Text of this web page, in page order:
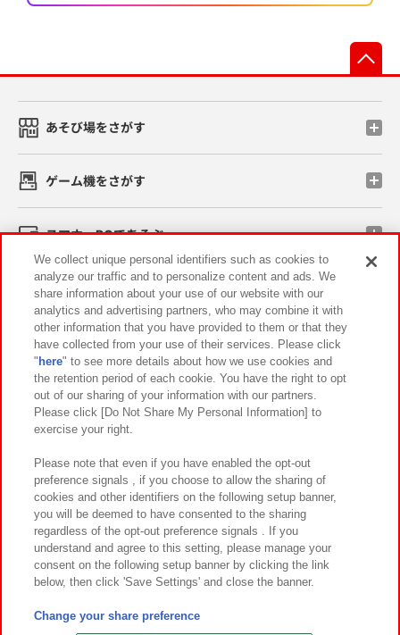
あそび場をさがす
ゲーム機をさがす
スマホ・PCであそぶ
イベント・キャンペーン
関連会社 サステナビリティ サイトポリシー
プライバシーポリシー ウェブアクセシビリティ方針と検証結果
お取引先さまとともに
カスタマーハラスメント対応方針 よくあるご質問・お問い合わせ
©Bandai Namco Amusement Inc.
©Bandai Namco Amusement Lab Inc.
We collect unique personal identifiers such as cookies to
analyze our traffic and to personalize content and ads. We
share information about your use of our website with our
analytics and advertising partners, who may combine it with
other information that you have provided to them or that they
have collected from your use of their services. Please click
" here" to see more details about how we use cookies and
the retention period of each cookie. You have the right to opt
out of our sharing of your information with our partners.
Please click [Do Not Share My Personal Information] to
exercise your right.
Please note that even if you have enabled the opt-out
preference signals , if you choose to allow the sharing of
cookies and other identifiers on the following setup banner,
you will be deemed to have consented to the sharing
regardless of the opt-out preference signals . If you
understand and agree to this setting, please manage your
consent on the following setup banner by clicking the link
below, then click 'Save Settings' and close the banner.
Change your share preference